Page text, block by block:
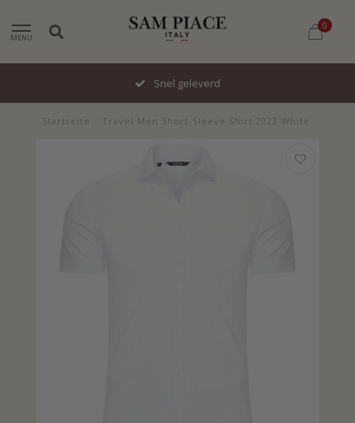
MENU
0
Snel geleverd
Startseite Travel Men Short-Sleeve Shirt 2022 White